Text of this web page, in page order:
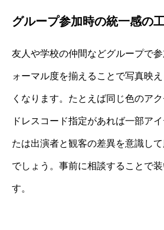
グループ参加時の統一感の
友人や学校の仲間などグループで
ォーマル度を揃えることで写真映
くなります。たとえば同じ色のアク
ドレスコード指定があれば一部ア
たは出演者と観客の差異を意識し
でしょう。事前に相談することで
す。